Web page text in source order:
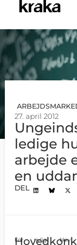
27. april 2012
ledige
arbejde
en
DEL
For nyligt blev